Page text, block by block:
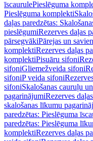
īscaurulePieslēguma
Pieslēguma komplekti
daļas paredzētas:
pieslēgumiRezerves daļas
pārsegvākiPārejas un
komplektiRezerves daļas
komplektiPisuāru sifoni
sifoniGliemežveida sifoni
sifoniP veida sifoni
sifoniSkalošanas cauruļu
pagarinājumiRezerves
skalošanas līkumu
paredzētas: Pieslēguma
paredzētas: Pieslēguma
komplektiRezerves daļas